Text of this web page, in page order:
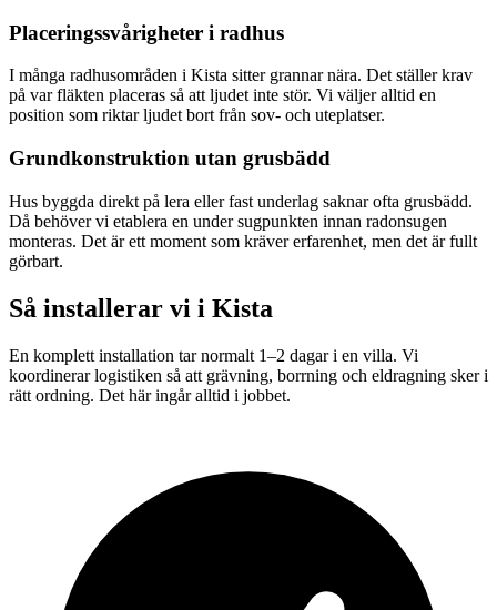
Placeringssvårigheter i radhus
I många radhusområden i Kista sitter grannar nära. Det ställer krav
på var fläkten placeras så att ljudet inte stör. Vi väljer alltid en
position som riktar ljudet bort från sov- och uteplatser.
Grundkonstruktion utan grusbädd
Hus byggda direkt på lera eller fast underlag saknar ofta grusbädd.
Då behöver vi etablera en under sugpunkten innan radonsugen
monteras. Det är ett moment som kräver erfarenhet, men det är fullt
görbart.
Så installerar vi i Kista
En komplett installation tar normalt 1–2 dagar i en villa. Vi
koordinerar logistiken så att grävning, borrning och eldragning sker i
rätt ordning. Det här ingår alltid i jobbet.